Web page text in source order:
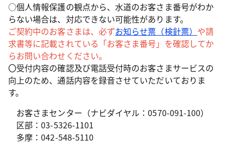
○個人情報保護の観点から、水道のお客さま番号がわか
らない場合は、対応できない可能性があります。
ご契約中のお客さまは、必ずお知らせ票（検針票） や請
求書等に記載されている「お客さま番号」を確認してか
らお問い合わせください。
〇受付内容の確認及び電話受付時のお客さまサービスの
向上のため、通話内容を録音させていただいておりま
す。
お客さまセンター（ナビダイヤル：0570-091-100）
区部：03-5326-1101
多摩：042-548-5110